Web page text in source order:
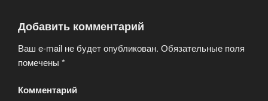
Добавить комментарий
Ваш e-mail не будет опубликован. Обязательные поля
помечены *
Комментарий